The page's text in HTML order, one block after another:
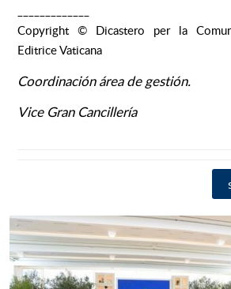
Copyright ©️ Dicastero per la
Editrice Vaticana
Coordinación área de gestión.
Vice Gran Cancillería